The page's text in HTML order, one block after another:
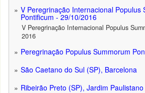
V Peregrinação Internacional Populus
Pontificum - 29/10/2016
V Peregrinação Internacional Populus
2016
Peregrinação Populus Summorum
São Caetano do Sul (SP), Barcelona
Ribeirão Preto (SP), Jardim Paulistano